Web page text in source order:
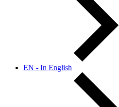
EN - In English